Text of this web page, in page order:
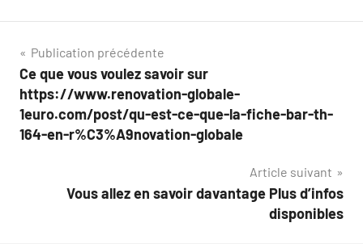
Navigation
de
l’article
Publication précédente
Ce que vous voulez savoir sur
https://www.renovation-globale-
1euro.com/post/qu-est-ce-que-la-fiche-bar-th-
164-en-r%C3%A9novation-globale
Article suivant
Vous allez en savoir davantage Plus d’infos
disponibles